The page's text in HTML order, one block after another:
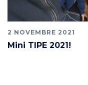
2 NOVEMBRE 2021
Mini TIPE 2021!